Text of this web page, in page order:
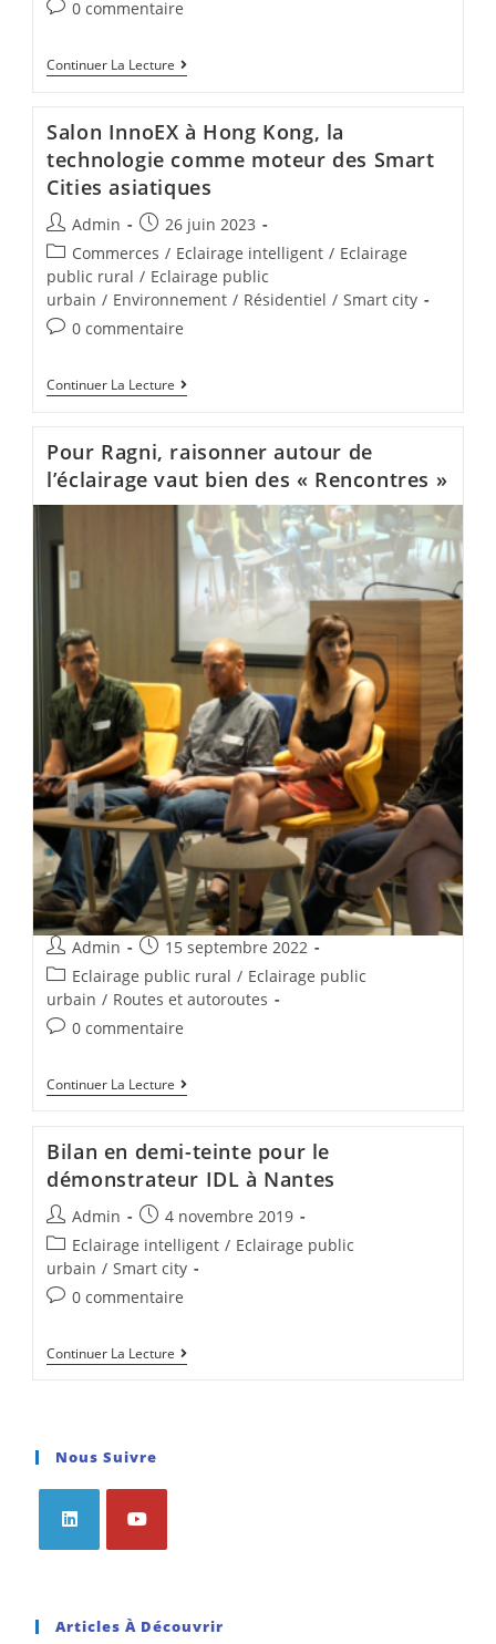
0 commentaire
Continuer La Lecture
Salon InnoEX à Hong Kong, la
technologie comme moteur des Smart
Cities asiatiques
Admin
26 juin 2023
Commerces / Eclairage intelligent / Eclairage
public rural / Eclairage public
urbain / Environnement / Résidentiel / Smart city
0 commentaire
Continuer La Lecture
Pour Ragni, raisonner autour de
l’éclairage vaut bien des « Rencontres »
Admin
15 septembre 2022
Eclairage public rural / Eclairage public
urbain / Routes et autoroutes
0 commentaire
Continuer La Lecture
Bilan en demi-teinte pour le
démonstrateur IDL à Nantes
Admin
4 novembre 2019
Eclairage intelligent / Eclairage public
urbain / Smart city
0 commentaire
Continuer La Lecture
Nous Suivre
Articles À Découvrir